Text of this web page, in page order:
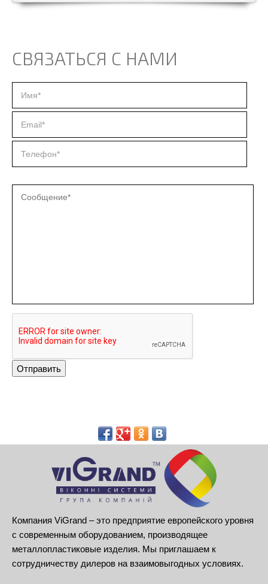
СВЯЗАТЬСЯ С НАМИ
Компания ViGrand – это предприятие европейского уровня
с современным оборудованием, производящее
металлопластиковые изделия. Мы приглашаем к
сотрудничеству дилеров на взаимовыгодных условиях.